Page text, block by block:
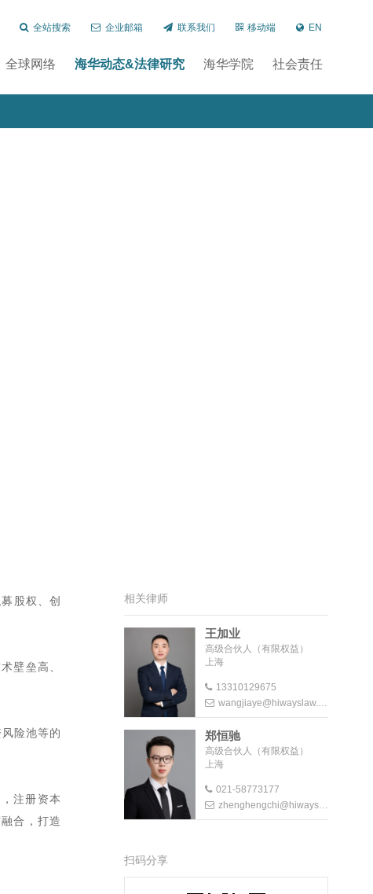
全站搜索 企业邮箱 联系我们 移动端 EN
全球网络 海华动态&法律研究 海华学院 社会责任
股权、创
壁垒高、
险池等的
注册资本
合，打造
相关律师
王加业
高级合伙人（有限权益）
上海
13310129675
wangjiaye@hiwayslaw.com
郑恒驰
高级合伙人（有限权益）
上海
021-58773177
zhenghengchi@hiwayslaw.com
扫码分享